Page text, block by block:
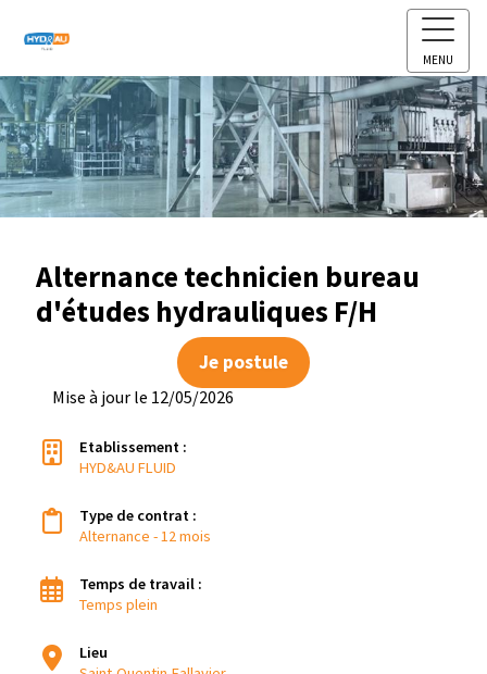
MENU
Alternance technicien bureau
d'études hydrauliques F/H
Je postule
Mise à jour le 12/05/2026
Etablissement :
HYD&AU FLUID
Type de contrat :
Alternance - 12 mois
Temps de travail :
Temps plein
Lieu